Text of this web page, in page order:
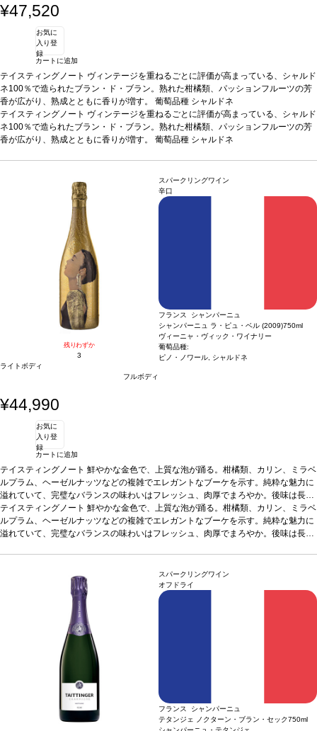
¥47,520
お気に
入り登
録
カートに追加
テイスティングノート ヴィンテージを重ねるごとに評価が高まっている、シャルド
ネ100％で造られたブラン・ド・ブラン。熟れた柑橘類、パッションフルーツの芳
香が広がり、熟成とともに香りが増す。 葡萄品種 シャルドネ
テイスティングノート ヴィンテージを重ねるごとに評価が高まっている、シャルド
ネ100％で造られたブラン・ド・ブラン。熟れた柑橘類、パッションフルーツの芳
香が広がり、熟成とともに香りが増す。 葡萄品種 シャルドネ
残りわずか
3
ライトボディ
フルボディ
スパークリングワイン
辛口
フランス シャンパーニュ
シャンパーニュ ラ・ピュ・ベル (2009)750ml
ヴィーニャ・ヴィック・ワイナリー
葡萄品種:
ピノ・ノワール, シャルドネ
¥44,990
お気に
入り登
録
カートに追加
テイスティングノート 鮮やかな金色で、上質な泡が踊る。柑橘類、カリン、ミラベ
ルプラム、ヘーゼルナッツなどの複雑でエレガントなブーケを示す。純粋な魅力に
溢れていて、完璧なバランスの味わいはフレッシュ、肉厚でまろやか。後味は長
く、しっかりと続く。 合う料理アペリティフとして、また牡蠣、キャビア、セビ
チェ、フルーツ葡萄品種70%シャルドネ、30%ピノ・ノワール ※ボトル画像は1
つのボトルの表裏です。
テイスティングノート 鮮やかな金色で、上質な泡が踊る。柑橘類、カリン、ミラベ
ルプラム、ヘーゼルナッツなどの複雑でエレガントなブーケを示す。純粋な魅力に
溢れていて、完璧なバランスの味わいはフレッシュ、肉厚でまろやか。後味は長
スパークリングワイン
オフドライ
フランス シャンパーニュ
テタンジェ ノクターン・ブラン・セック750ml